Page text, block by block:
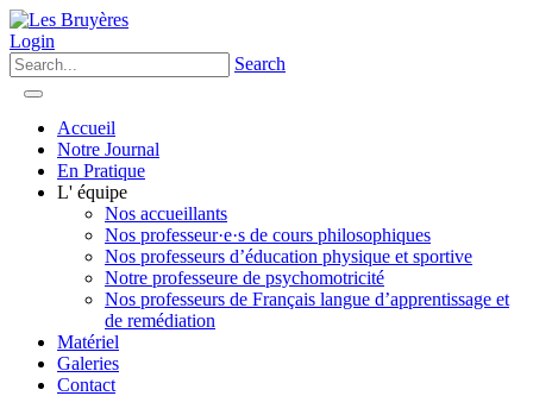
Login
Search
Accueil
Notre Journal
En Pratique
L' équipe
Nos accueillants
Nos professeur·e·s de cours philosophiques
Nos professeurs d’éducation physique et sportive
Notre professeure de psychomotricité
Nos professeurs de Français langue d’apprentissage et
de remédiation
Matériel
Galeries
Contact